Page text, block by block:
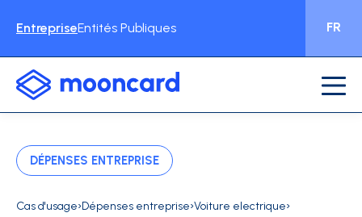
EntrepriseEntités Publiques FR
DÉPENSES ENTREPRISE
Cas d'usage›Dépenses entreprise›Voiture electrique›